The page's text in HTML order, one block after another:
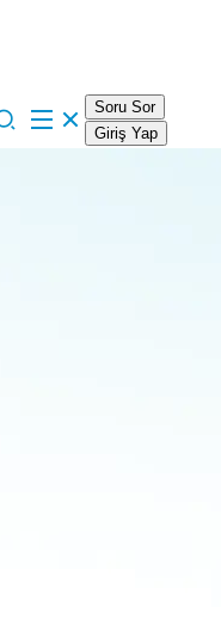
Soru Sor
Giriş Yap